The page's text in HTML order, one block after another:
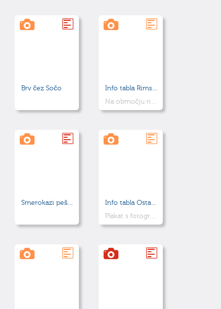
Brv čez Sočo
Info tabla Rimski nagrobnik
Na območju rimskega grobišča
Smerokazi peš poti in žig ob kapelici v Skručji dolini
Info tabla Ostaline železnodobne hiše "11"
Plakat s fotografijo arheološke najdbe